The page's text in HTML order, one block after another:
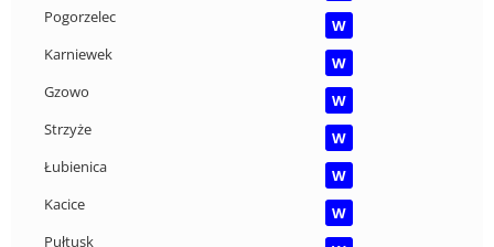
Pogorzelec
W
Karniewek
W
Gzowo
W
Strzyże
W
Łubienica
W
Kacice
W
Pułtusk